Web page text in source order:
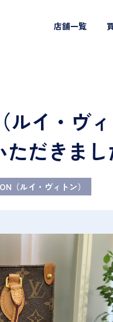
店舗一覧
ルイ・ヴ
だきまし
（ルイ・ヴィトン）